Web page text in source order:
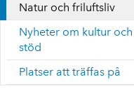
Natur och friluftsliv
Nyheter om kultur
stöd
Platser att träffas på